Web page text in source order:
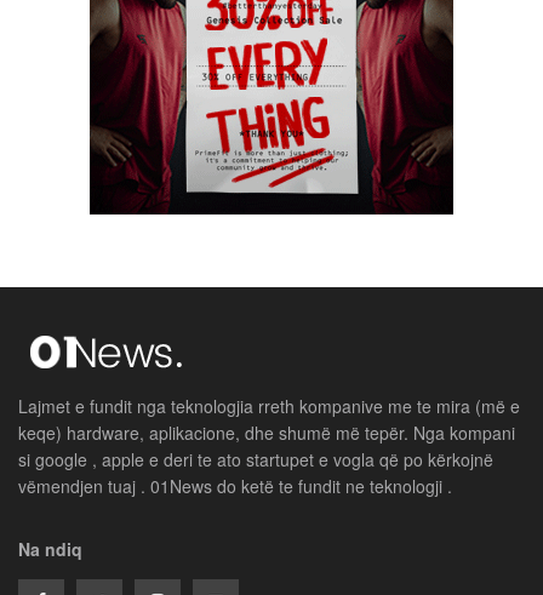
Lajmet e fundit nga teknologjia rreth kompanive me te mira (më e
keqe) hardware, aplikacione, dhe shumë më tepër. Nga kompani
si google , apple e deri te ato startupet e vogla që po kërkojnë
vëmendjen tuaj . 01News do ketë te fundit ne teknologji .
Na ndiq